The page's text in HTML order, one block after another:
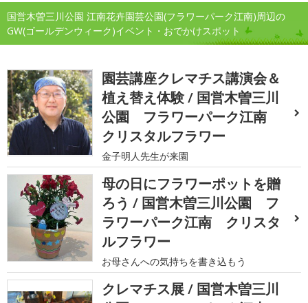
国営木曽三川公園 江南花卉園芸公園(フラワーパーク江南)周辺の
GW(ゴールデンウィーク)イベント・おでかけスポット
園芸講座クレマチス講演会＆
植え替え体験 / 国営木曽三川
公園 フラワーパーク江南
クリスタルフラワー
金子明人先生が来園
母の日にフラワーポットを贈
ろう / 国営木曽三川公園 フ
ラワーパーク江南 クリスタ
ルフラワー
お母さんへの気持ちを書き込もう
クレマチス展 / 国営木曽三川